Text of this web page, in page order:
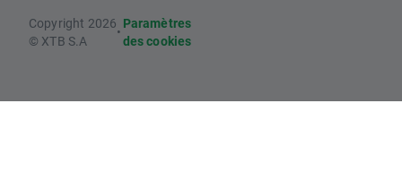
Copyright 2026
© XTB S.A
•
Paramètres
des cookies